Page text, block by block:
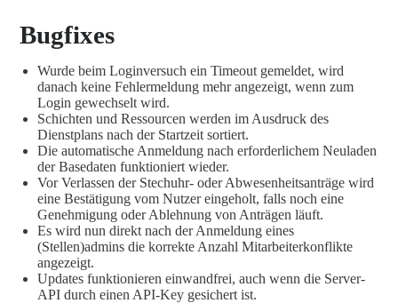
Bugfixes
Wurde beim Loginversuch ein Timeout gemeldet, wird
danach keine Fehlermeldung mehr angezeigt, wenn zum
Login gewechselt wird.
Schichten und Ressourcen werden im Ausdruck des
Dienstplans nach der Startzeit sortiert.
Die automatische Anmeldung nach erforderlichem Neuladen
der Basedaten funktioniert wieder.
Vor Verlassen der Stechuhr- oder Abwesenheitsanträge wird
eine Bestätigung vom Nutzer eingeholt, falls noch eine
Genehmigung oder Ablehnung von Anträgen läuft.
Es wird nun direkt nach der Anmeldung eines
(Stellen)admins die korrekte Anzahl Mitarbeiterkonflikte
angezeigt.
Updates funktionieren einwandfrei, auch wenn die Server-
API durch einen API-Key gesichert ist.